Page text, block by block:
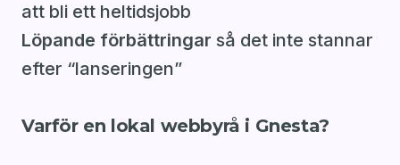
att bli ett heltidsjobb
Löpande förbättringar så det inte stannar
efter “lanseringen”
Varför en lokal webbyrå i Gnesta?